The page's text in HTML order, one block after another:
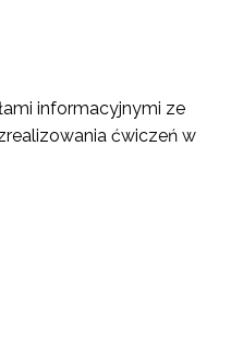
informacyjnymi ze
ćwiczeń w